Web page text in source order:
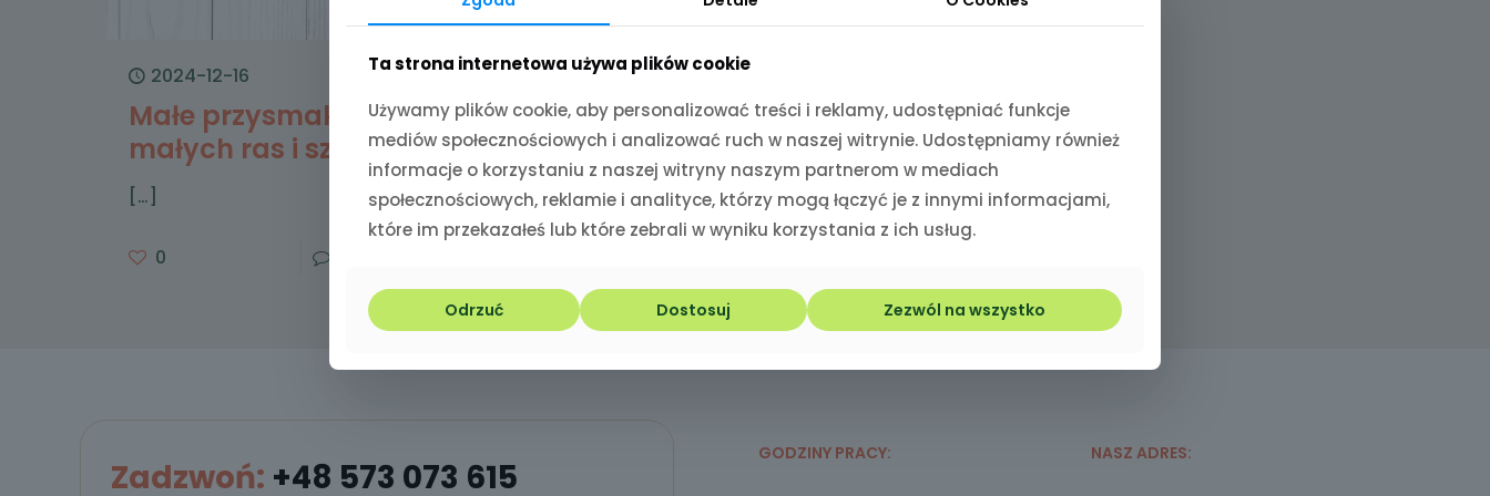
2024-12-16
Małe przysmaki dla
małych ras i szczeniąt
[…]
0
Zadzwoń: +48 573 073 615
GODZINY PRACY: NASZ ADRES:
Ta strona internetowa używa plików cookie
Używamy plików cookie, aby personalizować treści i reklamy, udostępniać funkcje
mediów społecznościowych i analizować ruch w naszej witrynie. Udostępniamy również
informacje o korzystaniu z naszej witryny naszym partnerom w mediach
społecznościowych, reklamie i analityce, którzy mogą łączyć je z innymi informacjami,
które im przekazałeś lub które zebrali w wyniku korzystania z ich usług.
Odrzuć Dostosuj Zezwól na wszystko